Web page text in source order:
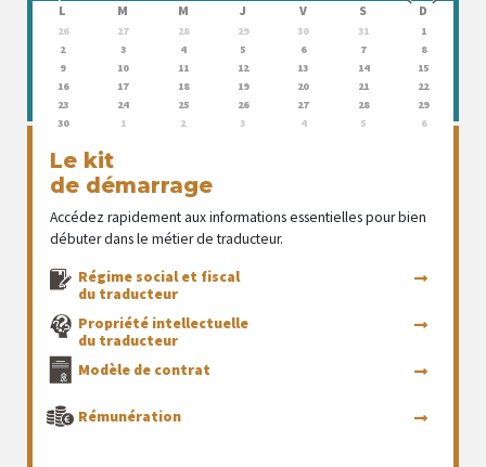
L M M J V S D
26 27 28 29 30 31
1
2
3 4 5 6 7
8
9
10 11 12 13 14
15
16
17 18 19 20 21
22
23
24 25 26 27 28
29
30
1 2 3 4 5 6
Le kit
de démarrage
Accédez rapidement aux informations essentielles pour bien
débuter dans le métier de traducteur.
Régime social et fiscal
du traducteur
Propriété intellectuelle
du traducteur
Modèle de contrat
Rémunération